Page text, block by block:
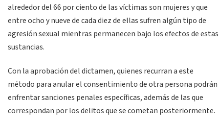
alrededor del 66 por ciento de las víctimas son mujeres y que
entre ocho y nueve de cada diez de ellas sufren algún tipo de
agresión sexual mientras permanecen bajo los efectos de estas
sustancias.
Con la aprobación del dictamen, quienes recurran a este
método para anular el consentimiento de otra persona podrán
enfrentar sanciones penales específicas, además de las que
correspondan por los delitos que se cometan posteriormente.